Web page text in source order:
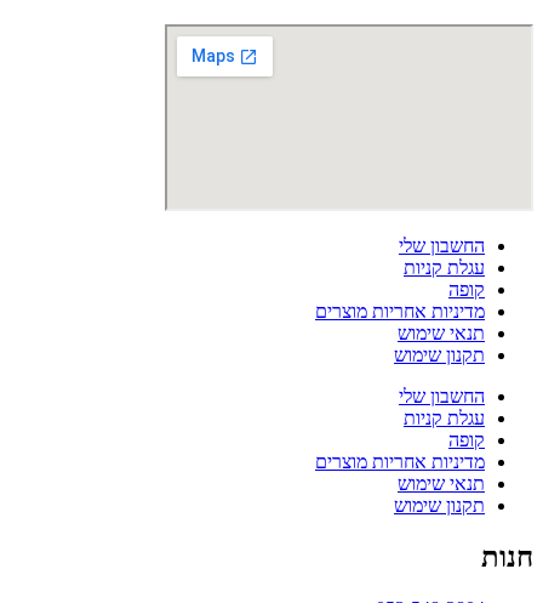
החשבון שלי
עגלת קניות
קופה
מדיניות אחריות מוצרים
תנאי שימוש
תקנון שימוש
החשבון שלי
עגלת קניות
קופה
מדיניות אחריות מוצרים
תנאי שימוש
תקנון שימוש
חנות